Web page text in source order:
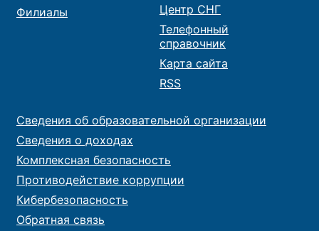
Филиалы
Центр СНГ
Телефонный
справочник
Карта сайта
RSS
Сведения об образовательной организации
Сведения о доходах
Комплексная безопасность
Противодействие коррупции
Кибербезопасность
Обратная связь